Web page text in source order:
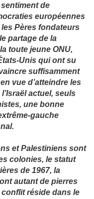
de
européennes
Pères fondateurs
partage de la
toute jeune ONU,
Unis qui ont su
suffisamment
vue d’atteindre les
actuel, seuls
une bonne
gauche
et Palestiniens sont
colonies, le statut
de 1967, la
autant de pierres
conflit réside dans le